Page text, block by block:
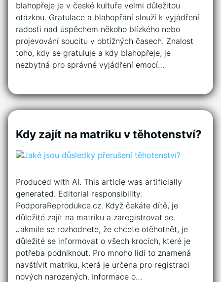
blahopřeje je v české kultuře velmi důležitou
otázkou. Gratulace a blahopřání slouží k vyjádření
radosti nad úspěchem někoho blízkého nebo
projevování soucitu v obtížných časech. Znalost
toho, kdy se gratuluje a kdy blahopřeje, je
nezbytná pro správné vyjádření emocí…
Kdy zajít na matriku v těhotenství?
Produced with AI. This article was artificially
generated. Editorial responsibility:
PodporaReprodukce.cz. Když čekáte dítě, je
důležité zajít na matriku a zaregistrovat se.
Jakmile se rozhodnete, že chcete otěhotnět, je
důležité se informovat o všech krocích, které je
potřeba podniknout. Pro mnoho lidí to znamená
navštívit matriku, která je určena pro registraci
nových narozených. Informace o…